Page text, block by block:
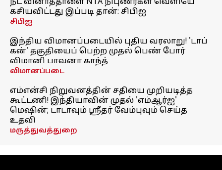
நீட் வினாத்தாளை NTA நிபுணர்கள் வெளியே
கசியவிட்டது இப்படி தான்: சிபிஐ
சிபிஐ
இந்திய விமானப்படையில் புதிய வரலாறு! 'டாப்
கன்' தகுதியைப் பெற்ற முதல் பெண் போர்
விமானி பாவனா காந்த்
விமானப்படை
எம்என்சி நிறுவனத்தின் சதியை முறியடித்த
கூட்டணி! இந்தியாவின் முதல் 'எம்ஆர்ஐ'
மெஷின்; டாடாவும் ஸ்ரீதர் வேம்புவும் செய்த
உதவி
மருத்துவத்துறை